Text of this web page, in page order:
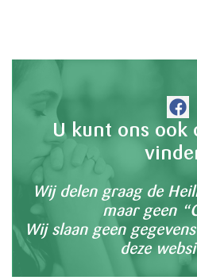
U kunt ons ook
Wij delen graag de
maar geen
Wij slaan geen
deze